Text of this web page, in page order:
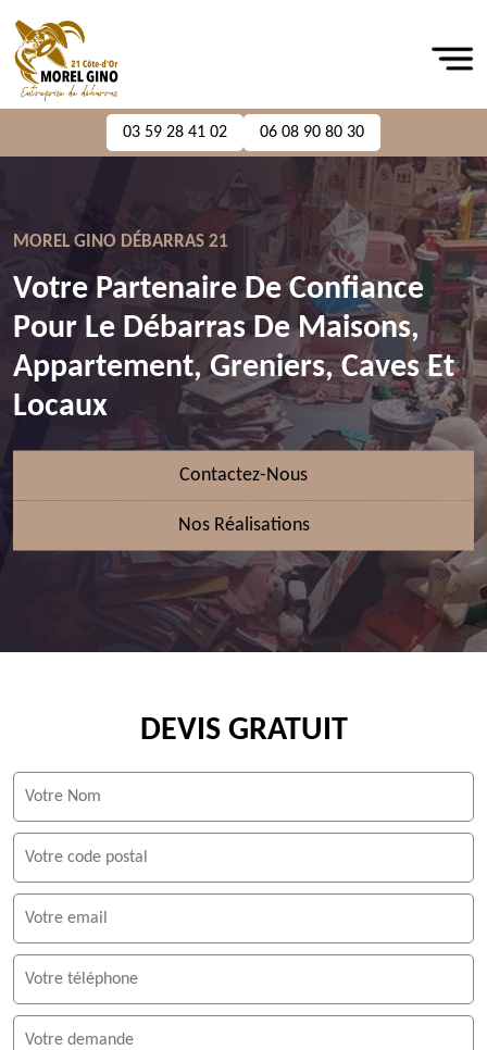
03 59 28 41 02 06 08 90 80 30
MOREL GINO DÉBARRAS 21
Votre Partenaire De Confiance
Pour Le Débarras De Maisons,
Appartement, Greniers, Caves Et
Locaux
Contactez-Nous
Nos Réalisations
DEVIS GRATUIT